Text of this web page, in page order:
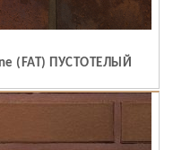
(FAT) ПУСТОТЕЛЫЙ